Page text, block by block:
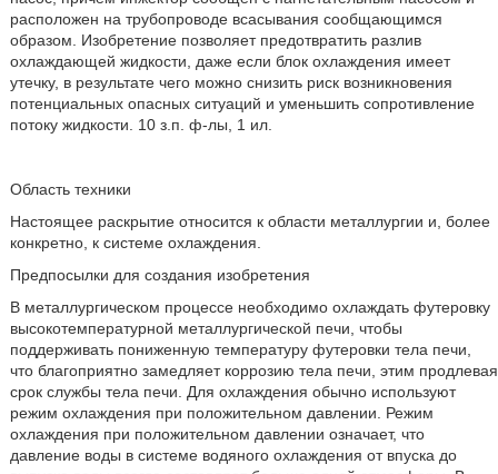
расположен на трубопроводе всасывания сообщающимся
образом. Изобретение позволяет предотвратить разлив
охлаждающей жидкости, даже если блок охлаждения имеет
утечку, в результате чего можно снизить риск возникновения
потенциальных опасных ситуаций и уменьшить сопротивление
потоку жидкости. 10 з.п. ф-лы, 1 ил.
Область техники
Настоящее раскрытие относится к области металлургии и, более
конкретно, к системе охлаждения.
Предпосылки для создания изобретения
В металлургическом процессе необходимо охлаждать футеровку
высокотемпературной металлургической печи, чтобы
поддерживать пониженную температуру футеровки тела печи,
что благоприятно замедляет коррозию тела печи, этим продлевая
срок службы тела печи. Для охлаждения обычно используют
режим охлаждения при положительном давлении. Режим
охлаждения при положительном давлении означает, что
давление воды в системе водяного охлаждения от впуска до